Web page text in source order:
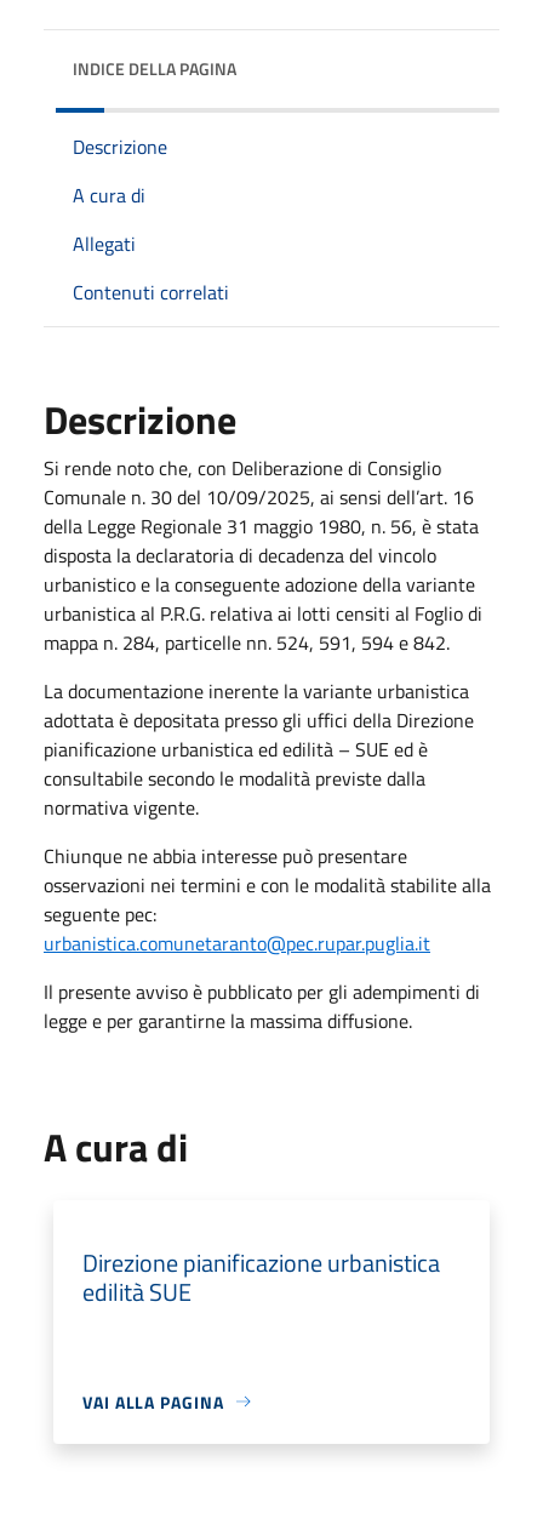
INDICE DELLA PAGINA
Descrizione
A cura di
Allegati
Contenuti correlati
Descrizione
Si rende noto che, con Deliberazione di Consiglio
Comunale n. 30 del 10/09/2025, ai sensi dell’art. 16
della Legge Regionale 31 maggio 1980, n. 56, è stata
disposta la declaratoria di decadenza del vincolo
urbanistico e la conseguente adozione della variante
urbanistica al P.R.G. relativa ai lotti censiti al Foglio di
mappa n. 284, particelle nn. 524, 591, 594 e 842.
La documentazione inerente la variante urbanistica
adottata è depositata presso gli uffici della Direzione
pianificazione urbanistica ed edilità – SUE ed è
consultabile secondo le modalità previste dalla
normativa vigente.
Chiunque ne abbia interesse può presentare
osservazioni nei termini e con le modalità stabilite alla
seguente pec:
urbanistica.comunetaranto@pec.rupar.puglia.it
Il presente avviso è pubblicato per gli adempimenti di
legge e per garantirne la massima diffusione.
A cura di
Direzione pianificazione urbanistica
edilità SUE
VAI ALLA PAGINA